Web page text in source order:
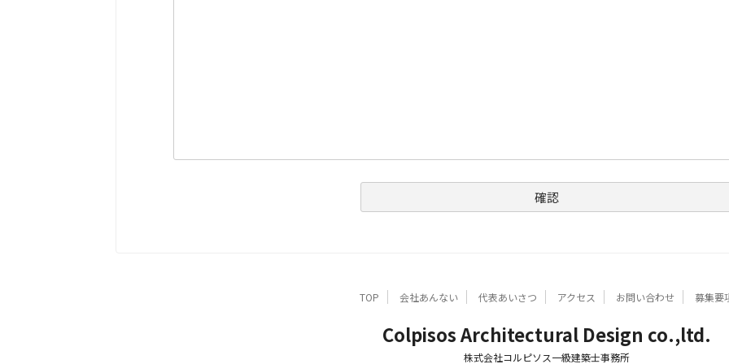
TOP 会社あんない 代表あいさつ アクセス お問い合わせ 募集要
Colpisos Architectural Design co.,ltd.
株式会社コルピソス一級建築士事務所